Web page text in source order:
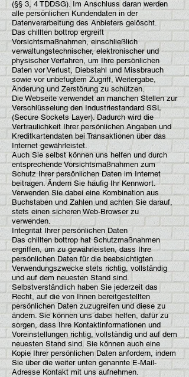
(§§ 3, 4 TDDSG). Im Anschluss daran werden
alle persönlichen Kundendaten in der
Datenverarbeitung des Anbieters gelöscht.
Das chillten bottrop ergreift
Vorsichtsmaßnahmen, einschließlich
verwaltungstechnischer, elektronischer und
physischer Verfahren, um Ihre persönlichen
Daten vor Verlust, Diebstahl und Missbrauch
sowie vor unbefugtem Zugriff, Weitergabe,
Änderung und Zerstörung zu schützen.
Die Webseite verwendet an manchen Stellen zur
Verschlüsselung den Industriestandard SSL
(Secure Sockets Layer). Dadurch wird die
Vertraulichkeit Ihrer persönlichen Angaben und
Kreditkartendaten bei Transaktionen über das
Internet gewährleistet.
Auch Sie selbst können uns helfen und durch
entsprechende Vorsichtsmaßnahmen zum
Schutz Ihrer persönlichen Daten im Internet
beitragen. Ändern Sie häufig Ihr Kennwort.
Verwenden Sie dabei eine Kombination aus
Buchstaben und Zahlen und achten Sie darauf,
stets einen sicheren Web-Browser zu
verwenden.
Integrität Ihrer persönlichen Daten
Das chillten bottrop hat Schutzmaßnahmen
ergriffen, um zu gewährleisten, dass Ihre
persönlichen Daten für die beabsichtigten
Verwendungszwecke stets richtig, vollständig
und auf dem neuesten Stand sind.
Selbstverständlich haben Sie jederzeit das
Recht, auf die von Ihnen bereitgestellten
persönlichen Daten zuzugreifen und diese zu
ändern. Sie können uns dabei helfen, dafür zu
sorgen, dass Ihre Kontaktinformationen und
Voreinstellungen richtig, vollständig und auf dem
neuesten Stand sind. Sie können auch eine
Kopie Ihrer persönlichen Daten anfordern, indem
Sie über die weiter unten genannte E-Mail-
Adresse Kontakt mit uns aufnehmen.